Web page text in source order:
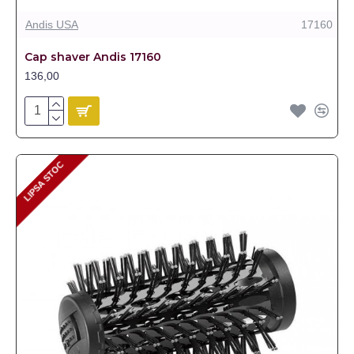
Andis USA 17160
Cap shaver Andis 17160
136,00
LIPSA STOC
LIPSA STOC